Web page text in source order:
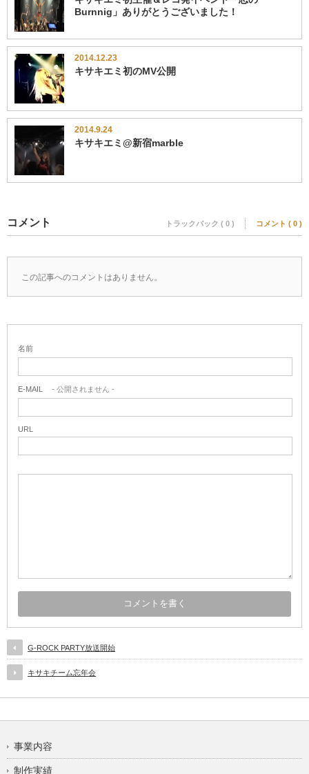
Burnnig」ありがとうございました！
2014.12.23
キサキエミ初のMV公開
2014.9.24
キサキエミ@新宿marble
コメント トラックバック ( 0 ) コメント ( 0 )
この記事へのコメントはありません。
名前
E-MAIL - 公開されません -
URL
G-ROCK PARTY放送開始
キサキチーム忘年会
事業内容
制作実績